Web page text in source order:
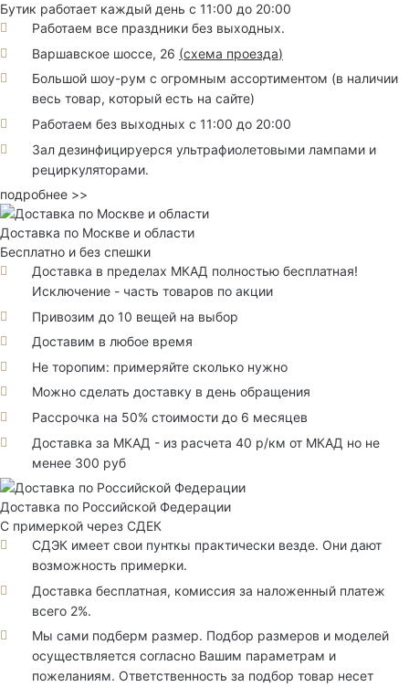
Бутик работает каждый день с 11:00 до 20:00
Работаем все праздники без выходных.
Варшавское шоссе, 26 (схема проезда)
Большой шоу-рум с огромным ассортиментом (в наличии
весь товар, который есть на сайте)
Работаем без выходных с 11:00 до 20:00
Зал дезинфицируерся ультрафиолетовыми лампами и
рециркуляторами.
подробнее >>
Доставка по Москве и области
Бесплатно и без спешки
Доставка в пределах МКАД полностью бесплатная!
Исключение - часть товаров по акции
Привозим до 10 вещей на выбор
Доставим в любое время
Не торопим: примеряйте сколько нужно
Можно сделать доставку в день обращения
Рассрочка на 50% стоимости до 6 месяцев
Доставка за МКАД - из расчета 40 р/км от МКАД но не
менее 300 руб
Доставка по Российской Федерации
С примеркой через СДЕК
СДЭК имеет свои пунткы практически везде. Они дают
возможность примерки.
Доставка бесплатная, комиссия за наложенный платеж
всего 2%.
Мы сами подберм размер. Подбор размеров и моделей
осуществляется согласно Вашим параметрам и
пожеланиям. Ответственность за подбор товар несет